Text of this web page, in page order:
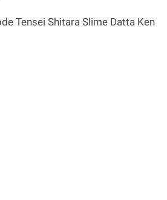
Tensei Shitara Slime Datta Ken